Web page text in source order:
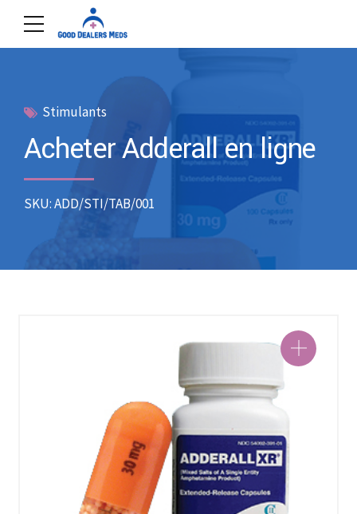
Stimulants
Acheter Adderall en ligne
SKU: ADD/STI/TAB/001